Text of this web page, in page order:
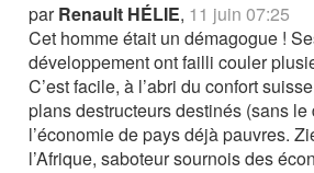
parRenault HÉLIE, 11 juin 07:25
Cet homme était un démagogue !
développement ont failli couler
C’est facile, à l’abri du confort
plans destructeurs destinés (sans le
l’économie de pays déjà pauvres.
l’Afrique, saboteur sournois des